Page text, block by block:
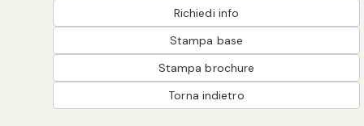
Richiedi info
Stampa base
Stampa brochure
Torna indietro